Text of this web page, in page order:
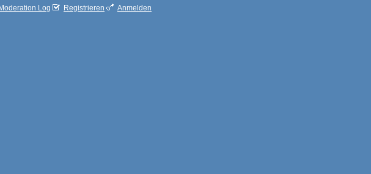
Moderation Log Registrieren Anmelden